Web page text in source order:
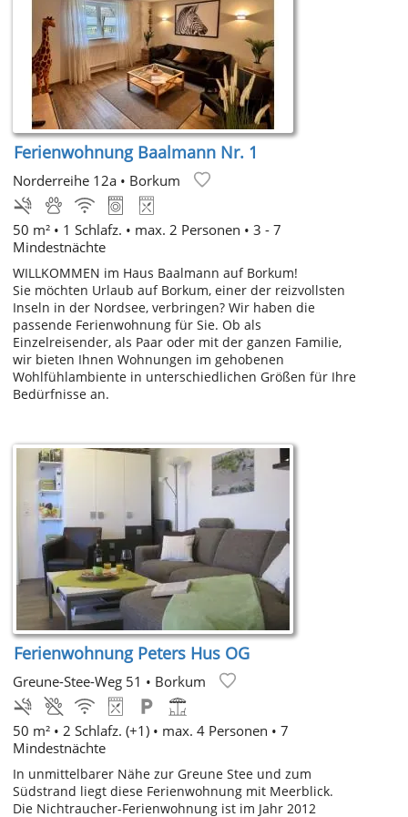
Ferienwohnung Baalmann Nr. 1
Norderreihe 12a • Borkum
50 m² • 1 Schlafz. • max. 2 Personen • 3 - 7
Mindestnächte
WILLKOMMEN im Haus Baalmann auf Borkum!
Sie möchten Urlaub auf Borkum, einer der reizvollsten
Inseln in der Nordsee, verbringen? Wir haben die
passende Ferienwohnung für Sie. Ob als
Einzelreisender, als Paar oder mit der ganzen Familie,
wir bieten Ihnen Wohnungen im gehobenen
Wohlfühlambiente in unterschiedlichen Größen für Ihre
Bedürfnisse an.
Ferienwohnung Peters Hus OG
Greune-Stee-Weg 51 • Borkum
50 m² •2 Schlafz. (+1) • max. 4 Personen • 7
Mindestnächte
In unmittelbarer Nähe zur Greune Stee und zum
Südstrand liegt diese Ferienwohnung mit Meerblick.
Die Nichtraucher-Ferienwohnung ist im Jahr 2012